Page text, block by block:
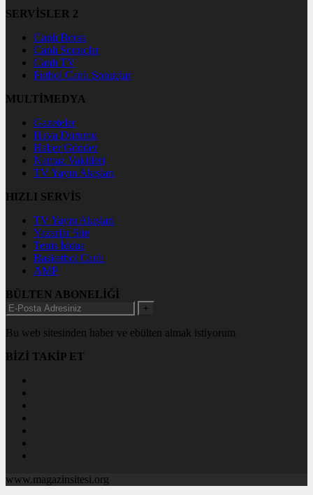
SERVİSLER 2
Canlı Borsa
Canlı Sonuçlar
Canlı TV
Futbol Canlı Sonuçlar
MULTİMEDYA
Gazeteler
Hava Durumu
Haber Gönder
Namaz Vakitleri
TV Yayın Akışları
HIZLI SERVİS
TV Yayın Akışları
Yazarlar Site
Tenis İddaa
Basketbol Canlı
AMP
BÜLTEN ABONELİĞİ
+
Bu web sitesinden haber ve ebülten almak istiyorum
BİZİ TAKİP ET
www.magazinsitesi.org